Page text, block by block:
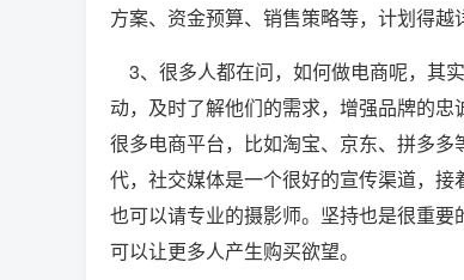
方案、资金预算、销售策略等，计划得越
3、很多人都在问，如何做电商呢，其
动，及时了解他们的需求，增强品牌的
很多电商平台，比如淘宝、京东、拼多
代，社交媒体是一个很好的宣传渠道，接
也可以请专业的摄影师。坚持也是很重要
可以让更多人产生购买欲望。